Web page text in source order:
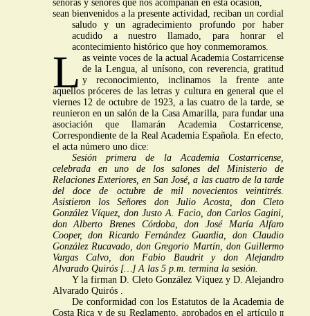
señoras y señores que nos acompañan en esta ocasión,
sean bienvenidos a la presente actividad, reciban un cordial
saludo y un agradecimiento profundo por haber
acudido a nuestro llamado, para honrar el
acontecimiento histórico que hoy conmemoramos.
L as veinte voces de la actual Academia Costarricense
de la Lengua, al unísono, con reverencia, gratitud
y reconocimiento, inclinamos la frente ante
aquellos próceres de las letras y cultura en general que el
viernes 12 de octubre de 1923, a las cuatro de la tarde, se
reunieron en un salón de la Casa Amarilla, para fundar una
asociación que llamarán Academia Costarricense,
Correspondiente de la Real Academia Española. En efecto,
el acta número uno dice:
Sesión primera de la Academia Costarricense,
celebrada en uno de los salones del Ministerio de
Relaciones Exteriores, en San José, a las cuatro de la tarde
del doce de octubre de mil novecientos veintitrés.
Asistieron los Señores don Julio Acosta, don Cleto
González Víquez, don Justo A. Facio, don Carlos Gagini,
don Alberto Brenes Córdoba, don José María Alfaro
Cooper, don Ricardo Fernández Guardia, don Claudio
González Rucavado, don Gregorio Martín, don Guillermo
Vargas Calvo, don Fabio Baudrit y don Alejandro
Alvarado Quirós […] A las 5 p.m. termina la sesión.
Y la firman D. Cleto González Víquez y D. Alejandro
Alvarado Quirós .
De conformidad con los Estatutos de la Academia de
Costa Rica y de su Reglamento, aprobados en el artículoii